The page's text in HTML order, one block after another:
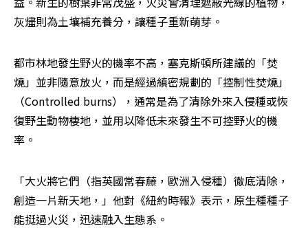
灰燼則為土壤補充養分，讓種子重新萌芽。
都市林地發生野火的機率不高，塞克斯頓所建議的「焚
燒」並非隨意放火，而是經過縝密規劃的「控制性焚燒」
（Controlled burns），通常是為了清除外來入侵種或恢
復野生動物棲地，並用以降低未來發生不可控野火的機
率。
「大火將它們（指英國常春藤，歐洲入侵種）徹底清除，
創造一片新天地，」他對《紐約時報》表示，原生種種子
能挺過火災，迅速融入生態系。